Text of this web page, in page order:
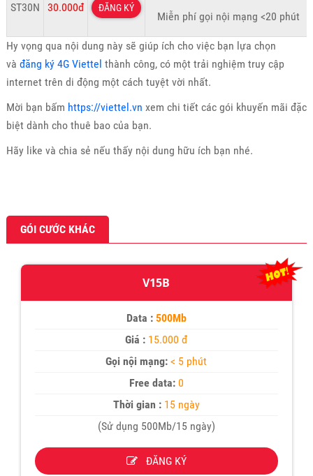
ST30N 30.000đ ĐĂNG KÝ
Miễn phí gọi nội mạng <20 phút
Hy vọng qua nội dung này sẽ giúp ích cho việc bạn lựa chọn
và đăng ký 4G Viettel thành công, có một trải nghiệm truy cập
internet trên di động một cách tuyệt vời nhất.
Mời bạn bấm https://viettel.vn xem chi tiết các gói khuyến mãi đặc
biệt dành cho thuê bao của bạn.
Hãy like và chia sẻ nếu thấy nội dung hữu ích bạn nhé.
GÓI CƯỚC KHÁC
V15B
Data :500Mb
Giá : 15.000 đ
Gọi nội mạng: < 5 phút
Free data: 0
Thời gian :15 ngày
(Sử dụng 500Mb/15 ngày)
ĐĂNG KÝ